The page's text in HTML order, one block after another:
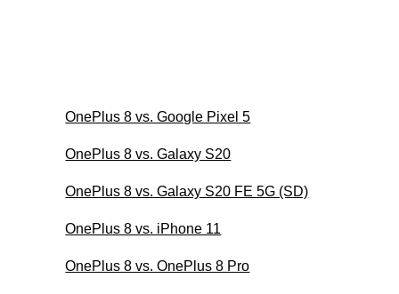
OnePlus 8 vs. Google Pixel 5
OnePlus 8 vs. Galaxy S20
OnePlus 8 vs. Galaxy S20 FE 5G (SD)
OnePlus 8 vs. iPhone 11
OnePlus 8 vs. OnePlus 8 Pro